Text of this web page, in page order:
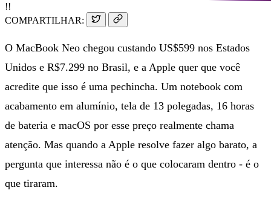
!!
COMPARTILHAR:
O MacBook Neo chegou custando US$599 nos Estados
Unidos e R$7.299 no Brasil, e a Apple quer que você
acredite que isso é uma pechincha. Um notebook com
acabamento em alumínio, tela de 13 polegadas, 16 horas
de bateria e macOS por esse preço realmente chama
atenção. Mas quando a Apple resolve fazer algo barato, a
pergunta que interessa não é o que colocaram dentro - é o
que tiraram.